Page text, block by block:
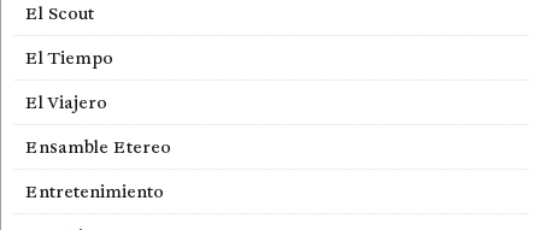
El Scout
El Tiempo
El Viajero
Ensamble Etereo
Entretenimiento